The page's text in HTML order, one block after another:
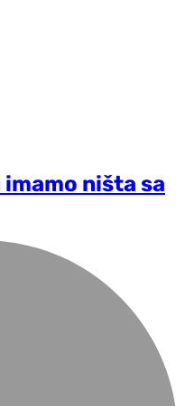
imamo ništa sa